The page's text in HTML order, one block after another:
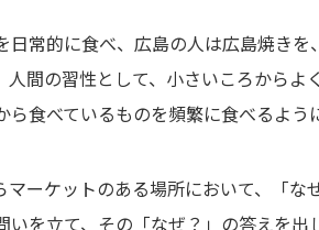
日常的に食べ、広島の人は広島焼きを
人間の習性として、小さいころからよ
食べているものを頻繁に食べるよう
ーケットのある場所において、「な
いを立て、その「なぜ？」の答えを